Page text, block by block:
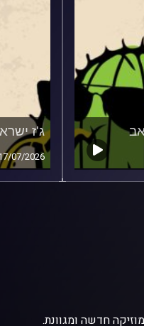
ג'ז
07/2026
חדשה ומגוונת.